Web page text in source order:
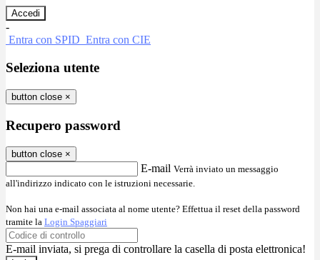
-
Entra con SPID Entra con CIE
Seleziona utente
button close ×
Recupero password
button close ×
E-mail Verrà inviato un messaggio
all'indirizzo indicato con le istruzioni necessarie.
Non hai una e-mail associata al nome utente? Effettua il reset della password
tramite la Login Spaggiari
E-mail inviata, si prega di controllare la casella di posta elettronica!